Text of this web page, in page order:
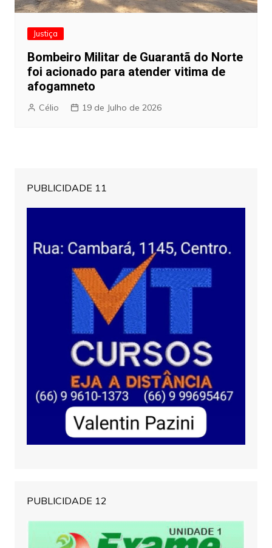
Justiça
Bombeiro Militar de Guarantã do Norte
foi acionado para atender vitima de
afogamneto
Célio 19 de Julho de 2026
PUBLICIDADE 11
PUBLICIDADE 12